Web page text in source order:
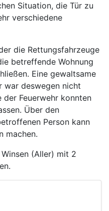
Situation, die Tür zu
verschiedene
die Rettungsfahrzeuge
betreffende Wohnung
Eine gewaltsame
war deswegen nicht
Feuerwehr konnten
Über den
Person kann
machen.
(Aller) mit 2